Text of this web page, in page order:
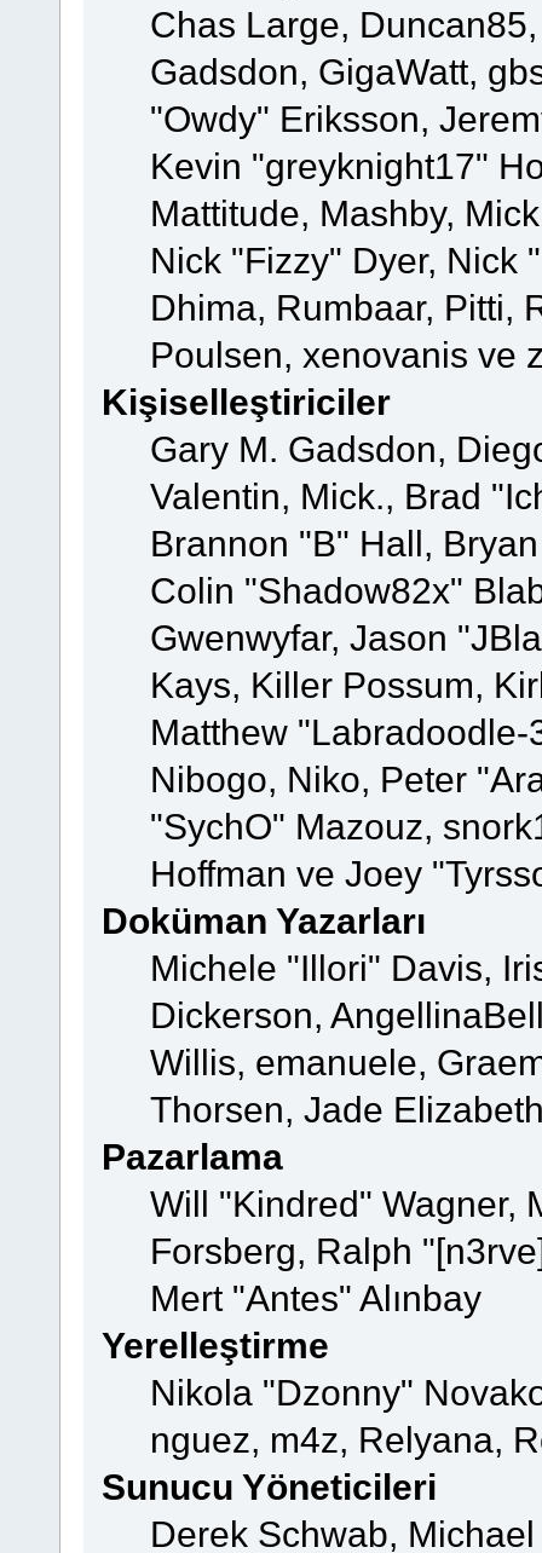
Chas Large,
Gadsdon, GigaWatt,
"Owdy" Eriksson,
Kevin "greyknight17"
Mattitude, Mashby,
Nick "Fizzy" Dyer, Nick
Dhima, Rumbaar, Pitti,
Poulsen, xenovanis ve
Kişiselleştiriciler
Gary M. Gadsdon,
Valentin, Mick., Brad
Brannon "B" Hall,
Colin "Shadow82x"
Gwenwyfar, Jason
Kays, Killer Possum,
Matthew
Nibogo, Niko, Peter
"SychO" Mazouz,
Hoffman ve Joey
Doküman Yazarları
Michele "Illori" Davis,
Dickerson,
Willis, emanuele,
Thorsen, Jade
Pazarlama
Will "Kindred" Wagner,
Forsberg, Ralph
Mert "Antes" Alınbay
Yerelleştirme
Nikola "Dzonny"
nguez, m4z, Relyana,
Sunucu Yöneticileri
Derek Schwab,